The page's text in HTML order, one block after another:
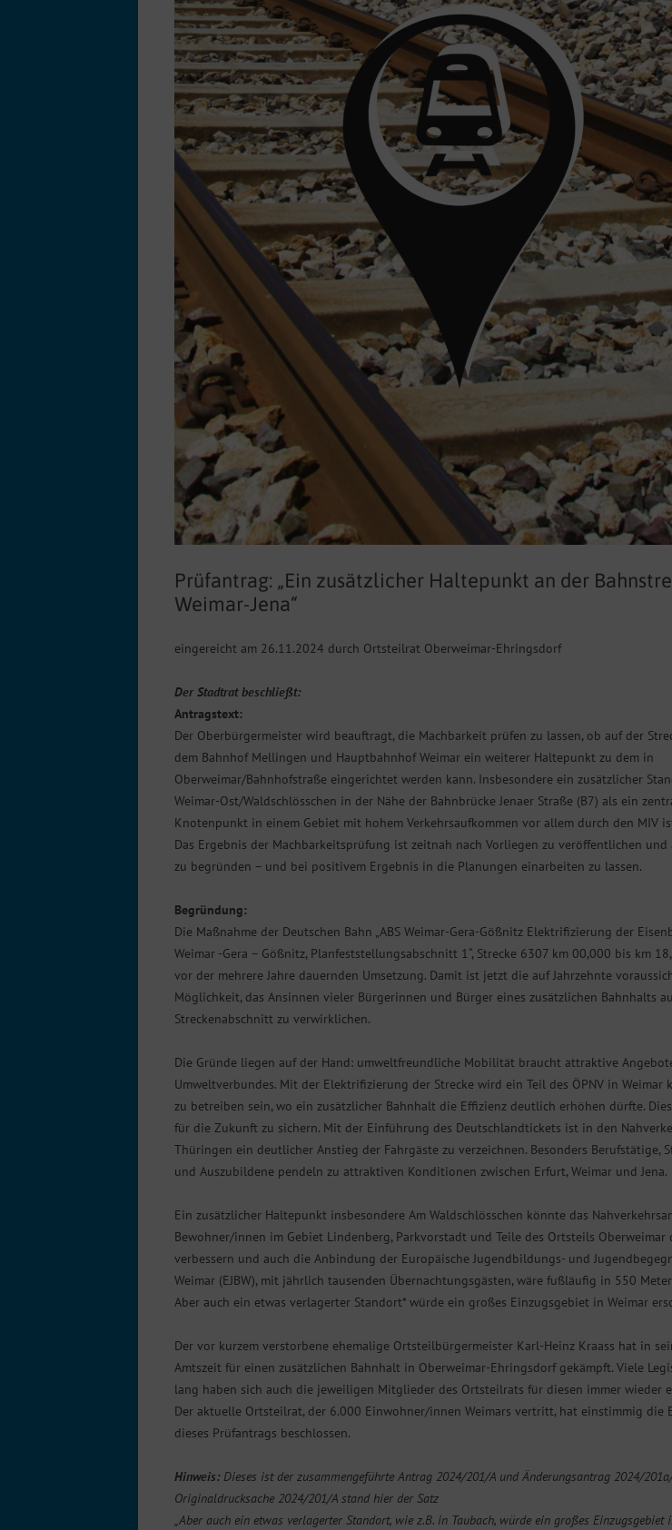
Prüfantrag: „Ein zusätzlicher Haltepunkt an der
Weimar-Jena“
eingereicht am 26.11.2024 durch Ortsteilrat Oberweimar-Ehringsdorf
Der Stadtrat beschließt:
Antragstext:
Der Oberbürgermeister wird beauftragt, die Machbarkeit prüfen zu lassen, ob auf der
dem Bahnhof Mellingen und Hauptbahnhof Weimar ein weiterer Haltepunkt zu dem in
Oberweimar/Bahnhofstraße eingerichtet werden kann. Insbesondere ein zusätzlicher
Weimar-Ost/Waldschlösschen in der Nähe der Bahnbrücke Jenaer Straße (B7) als ein
Knotenpunkt in einem Gebiet mit hohem Verkehrsaufkommen vor allem durch den MIV
Das Ergebnis der Machbarkeitsprüfung ist zeitnah nach Vorliegen zu veröffentlichen und
zu begründen – und bei positivem Ergebnis in die Planungen einarbeiten zu lassen.
Begründung:
Die Maßnahme der Deutschen Bahn „ABS Weimar-Gera-Gößnitz Elektrifizierung der
Weimar -Gera – Gößnitz, Planfeststellungsabschnitt 1“, Strecke 6307 km 00,000 bis km
vor der mehrere Jahre dauernden Umsetzung. Damit ist jetzt die auf Jahrzehnte
Möglichkeit, das Ansinnen vieler Bürgerinnen und Bürger eines zusätzlichen Bahnhalts
Streckenabschnitt zu verwirklichen.
Die Gründe liegen auf der Hand: umweltfreundliche Mobilität braucht attraktive
Umweltverbundes. Mit der Elektrifizierung der Strecke wird ein Teil des ÖPNV in Weimar
zu betreiben sein, wo ein zusätzlicher Bahnhalt die Effizienz deutlich erhöhen dürfte.
für die Zukunft zu sichern. Mit der Einführung des Deutschlandtickets ist in den
Thüringen ein deutlicher Anstieg der Fahrgäste zu verzeichnen. Besonders Berufstätige,
und Auszubildene pendeln zu attraktiven Konditionen zwischen Erfurt, Weimar und Jena.
Ein zusätzlicher Haltepunkt insbesondere Am Waldschlösschen könnte das
Bewohner/innen im Gebiet Lindenberg, Parkvorstadt und Teile des Ortsteils Oberweimar
verbessern und auch die Anbindung der Europäische Jugendbildungs- und
Weimar (EJBW), mit jährlich tausenden Übernachtungsgästen, wäre fußläufig in 550
Aber auch ein etwas verlagerter Standort* würde ein großes Einzugsgebiet in Weimar
Der vor kurzem verstorbene ehemalige Ortsteilbürgermeister Karl-Heinz Kraass hat in
Amtszeit für einen zusätzlichen Bahnhalt in Oberweimar-Ehringsdorf gekämpft. Viele
lang haben sich auch die jeweiligen Mitglieder des Ortsteilrats für diesen immer wieder
Der aktuelle Ortsteilrat, der 6.000 Einwohner/innen Weimars vertritt, hat einstimmig die
dieses Prüfantrags beschlossen.
Hinweis: Dieses ist der zusammengeführte Antrag 2024/201/A und Änderungsantrag 2024/
Originaldrucksache 2024/201/A stand hier der Satz
„Aber auch ein etwas verlagerter Standort, wie z.B. in Taubach, würde ein großes Einzugsgebiet